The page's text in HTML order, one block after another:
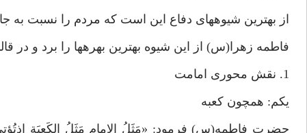
از بهترين شيوه‏هاى دفاع اين است كه مردم را نسبت به
فاطمه زهرا(س) از اين شيوه بهترين بهره‏ها را برد و در
1. نقش محورى امامت‏
يكم: همچون كعبه‏